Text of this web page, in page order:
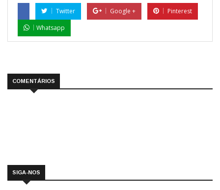
Twitter Google +
Pinterest
Whatsapp
COMENTÁRIOS
SIGA-NOS